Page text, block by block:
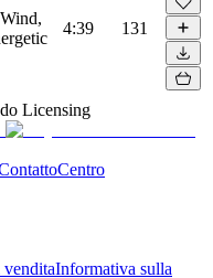
4:39 131
Licensing
Centro
Informativa sulla